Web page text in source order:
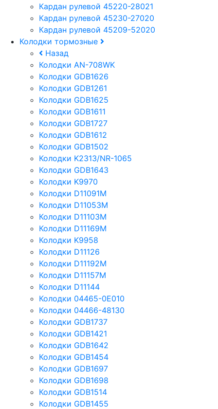
Кардан рулевой 45220-28021
Кардан рулевой 45230-27020
Кардан рулевой 45209-52020
Колодки тормозные
Назад
Колодки AN-708WK
Колодки GDB1626
Колодки GDB1261
Колодки GDB1625
Колодки GDB1611
Колодки GDB1727
Колодки GDB1612
Колодки GDB1502
Колодки K2313/NR-1065
Колодки GDB1643
Колодки K9970
Колодки D11091M
Колодки D11053M
Колодки D11103M
Колодки D11169M
Колодки K9958
Колодки D11126
Колодки D11192M
Колодки D11157M
Колодки D11144
Колодки 04465-0E010
Колодки 04466-48130
Колодки GDB1737
Колодки GDB1421
Колодки GDB1642
Колодки GDB1454
Колодки GDB1697
Колодки GDB1698
Колодки GDB1514
Колодки GDB1455